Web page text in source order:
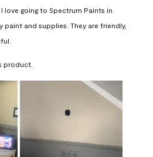
love going to Spectrum Paints in
paint and supplies. They are friendly,
product.